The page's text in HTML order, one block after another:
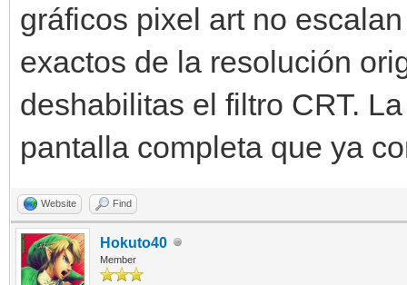
gráficos pixel art no
exactos de la resolución
deshabilitas el filtro CRT.
pantalla completa que ya
Website Find
Hokuto40
Member